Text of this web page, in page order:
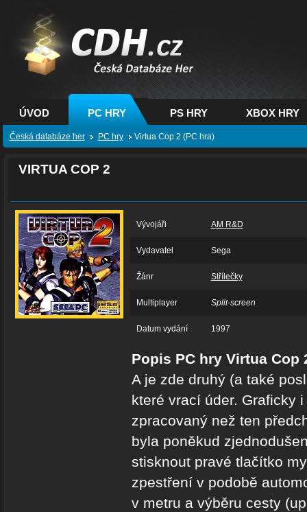
CDH.cz - hry na PC,
PS, XBOX - Česká
databáze her
ÚVOD PC HRY PS HRY XBOX HRY
Česká databáze her PC hry Virtua Cop 2 (PC hra)
VIRTUA COP 2
Vývojáři AM R&D
Vydavatel Sega
Žánr Střílečky
Multiplayer Split-screen
Datum vydání 1997
Popis PC hry Virtua Cop
A je zde druhý (a také
které vrací úder. Graficky
zpracovaný než ten
byla poněkud
stisknout pravé tlačítko
zpestření v podobě
v metru a výběru cesty